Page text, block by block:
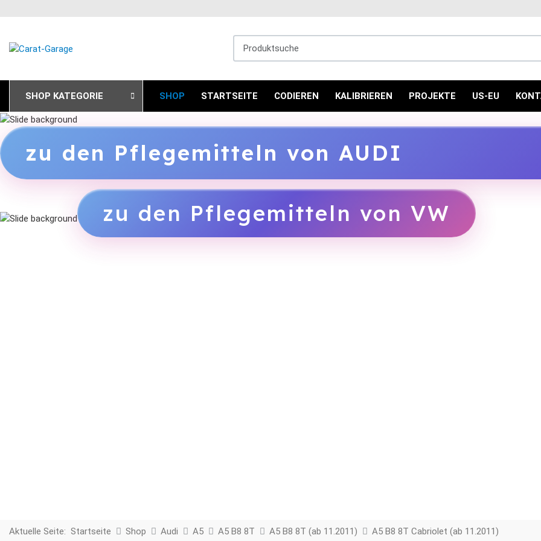
SHOP KATEGORIE SHOP STARTSEITE CODIEREN KALIBRIEREN PROJEKTE US-EU
zu den Pflegemitteln von AUDI
zu den Pflegemitteln von VW
Aktuelle Seite: Startseite Shop Audi A5 A5 B8 8T A5 B8 8T (ab 11.2011) A5 B8 8T Cabriolet (ab 11.2011)